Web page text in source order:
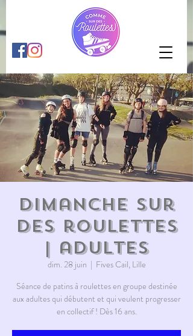
Dimanche sur
des roulettes
| adultes
dim. 28 juin
  |
Fives Cail, Lille
Séance de patins à roulettes en groupe destinée
aux adultes qui débutent et qui veulent progresser
en collectif ! Dès 16 ans.